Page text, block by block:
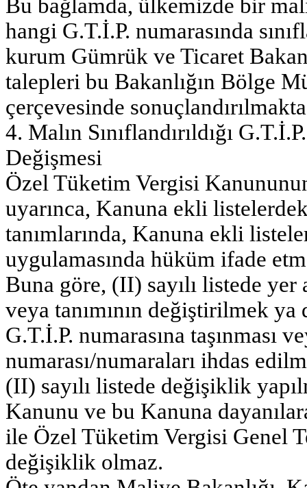
Bu bağlamda, ülkemizde bir
hangi G.T.İ.P. numarasında
kurum Gümrük ve Ticaret
talepleri bu Bakanlığın Bölge
çerçevesinde
4. Malın Sınıflandırıldığı
Değişmesi
Özel Tüketim Vergisi
uyarınca, Kanuna ekli
tanımlarında, Kanuna ekli
uygulamasında hüküm ifade
Buna göre, (II) sayılı listede yer
veya tanımının değiştirilmek
G.T.İ.P. numarasına taşınması
numarası/numaraları ihdas
(II) sayılı listede değişiklik
Kanunu ve bu Kanuna
ile Özel Tüketim Vergisi Genel
değişiklik olmaz.